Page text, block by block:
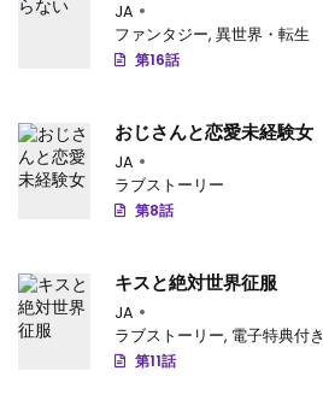
第29.3話: 第29.3話-v75
第29.1話 : 第29.1話-v73
第28.4話: 第28.4話-v72
第28.3話: 第28.3話-v71
: 第28.2話-v70
第28.1話 : 第28.1話-v69
第27.2話: 第27.2話-v68
JA
ファンタジー, 異世界・転生
第16話
おじさんと恋愛未経験女
JA
ラブストーリー
第8話
キスと絶対世界征服
JA
ラブストーリー, 電子特典付き
第11話